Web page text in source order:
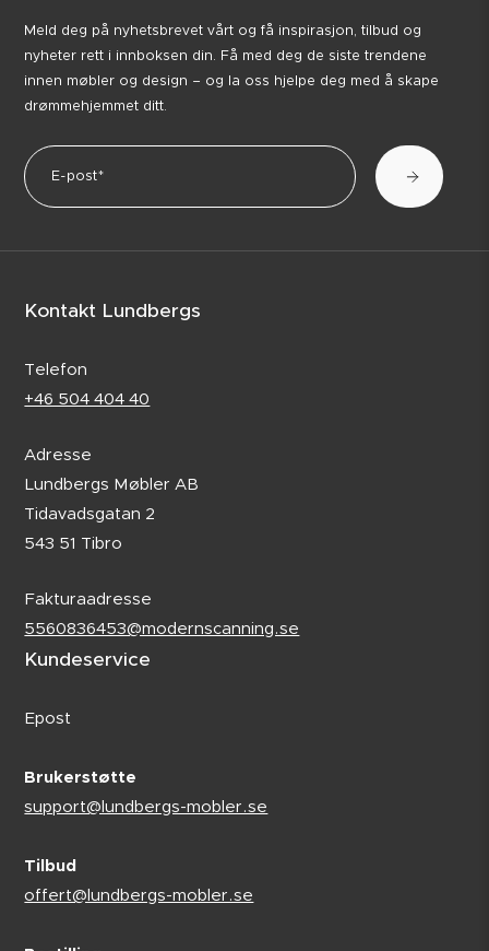
Meld deg på nyhetsbrevet vårt og få inspirasjon, tilbud og
nyheter rett i innboksen din. Få med deg de siste trendene
innen møbler og design – og la oss hjelpe deg med å skape
drømmehjemmet ditt.
Kontakt Lundbergs
Telefon
+46 504 404 40
Adresse
Lundbergs Møbler AB
Tidavadsgatan 2
543 51 Tibro
Fakturaadresse
5560836453@modernscanning.se
Kundeservice
Epost
Brukerstøtte
support@lundbergs-mobler.se
Tilbud
offert@lundbergs-mobler.se